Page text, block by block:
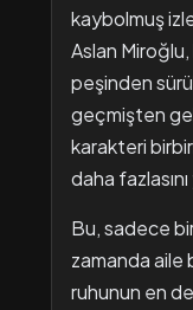
kaybolmuş
Aslan
peşinden
geçmişten
karakteri
daha
Bu, sadece
zamanda aile
ruhunun en